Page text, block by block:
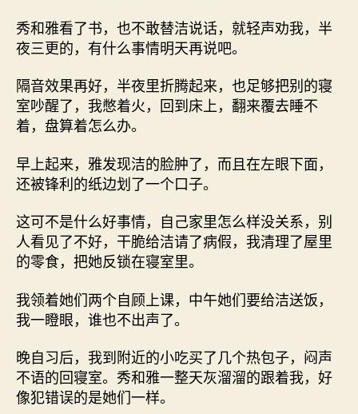
秀和雅看了书，也不敢替洁说话，就轻声劝我，半
夜三更的，有什么事情明天再说吧。
隔音效果再好，半夜里折腾起来，也足够把别的寝
室吵醒了，我憋着火，回到床上，翻来覆去睡不
着，盘算着怎么办。
早上起来，雅发现洁的脸肿了，而且在左眼下面，
还被锋利的纸边划了一个口子。
这可不是什么好事情，自己家里怎么样没关系，别
人看见了不好，干脆给洁请了病假，我清理了屋里
的零食，把她反锁在寝室里。
我领着她们两个自顾上课，中午她们要给洁送饭，
我一瞪眼，谁也不出声了。
晚自习后，我到附近的小吃买了几个热包子，闷声
不语的回寝室。秀和雅一整天灰溜溜的跟着我，好
像犯错误的是她们一样。